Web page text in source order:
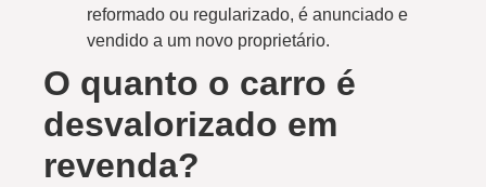
reformado ou regularizado, é anunciado e
vendido a um novo proprietário.
O quanto o carro é
desvalorizado em
revenda?